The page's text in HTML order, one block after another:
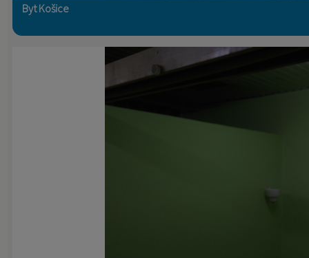
Byt Košice